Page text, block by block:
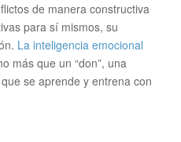
de manera constructiva
para sí mismos, su
La inteligencia emocional
más que un “don”, una
se aprende y entrena con